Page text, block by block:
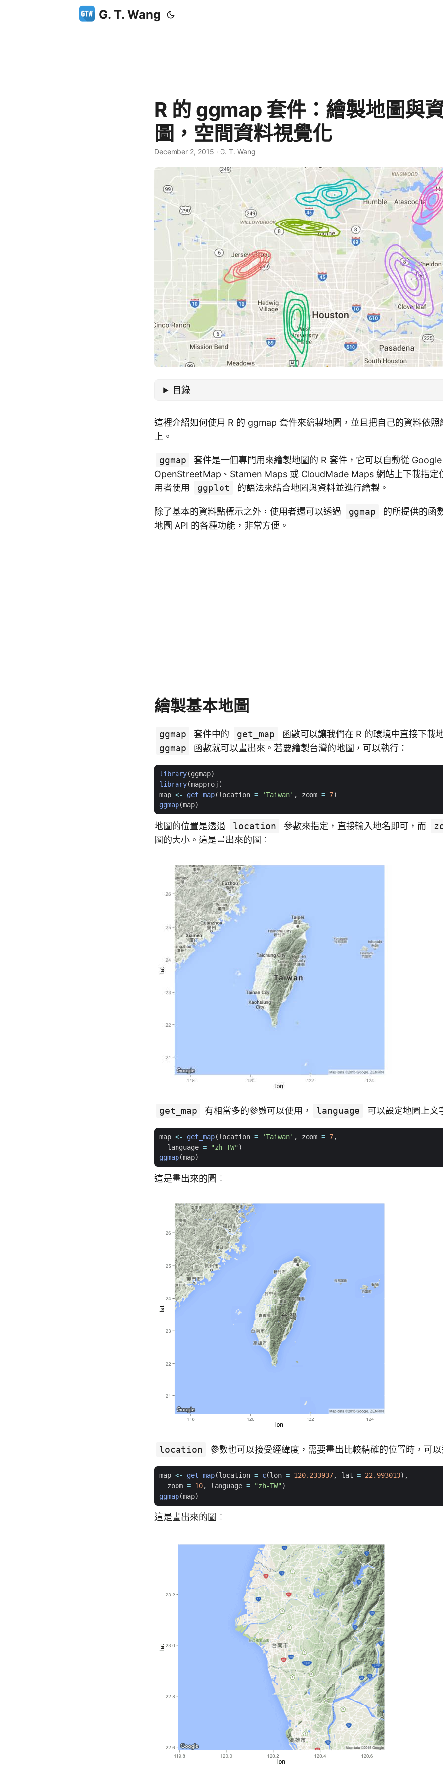
G. T. Wang
R 的 ggmap 套件：繪製地圖與
圖，空間資料視覺化
December 2, 2015 · G. T. Wang
目錄
這裡介紹如何使用 R 的 ggmap 套件來繪製地圖，並且把自己的資料依照
上。
ggmap
套件是一個專門用來繪製地圖的 R 套件，它可以自動從 Google
OpenStreetMap、Stamen Maps 或 CloudMade Maps 網站上下載指定
用者使用
ggplot 的語法來結合地圖與資料並進行繪製。
除了基本的資料點標示之外，使用者還可以透過 ggmap
的所提供的函
地圖 API 的各種功能，非常方便。
繪製基本地圖
ggmap 套件中的 get_map
函數可以讓我們在 R 的環境中直接下載
ggmap
函數就可以畫出來。若要繪製台灣的地圖，可以執行：
library(ggmap)
library(mapproj )
map <- get_map(location = 'Taiwan' , zoom = 7)
ggmap(map)
地圖的位置是透過 location 參數來指定，直接輸入地名即可，而
圖的大小。這是畫出來的圖：
get_map 有相當多的參數可以使用， language 可以設定地圖上文
map <- get_map(location = 'Taiwan' , zoom = 7,
language = "zh-TW")
ggmap(map)
這是畫出來的圖：
location 參數也可以接受經緯度，需要畫出比較精確的位置時，可以
map <- get_map(location = c(lon = 120.233937, lat = 22.993013),
zoom = 10, language = "zh-TW")
ggmap(map)
這是畫出來的圖：